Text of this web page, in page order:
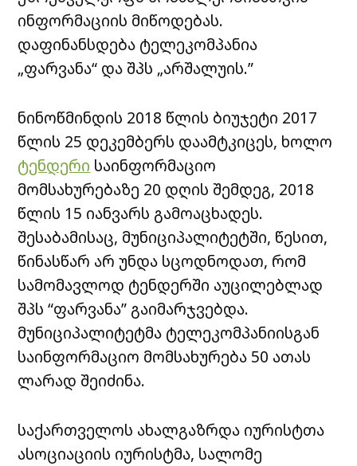
ინფორმაციის მიწოდებას.
დაფინანსდება ტელეკომპანია
„ფარვანა“ და შპს „არშალუის.”
ნინოწმინდის 2018 წლის ბიუჯეტი 2017
წლის 25 დეკემბერს დაამტკიცეს, ხოლო
ტენდერი საინფორმაციო
მომსახურებაზე 20 დღის შემდეგ, 2018
წლის 15 იანვარს გამოაცხადეს.
შესაბამისაც, მუნიციპალიტეტში, წესით,
წინასწარ არ უნდა სცოდნოდათ, რომ
სამომავლოდ ტენდერში აუცილებლად
შპს “ფარვანა” გაიმარჯვებდა.
მუნიციპალიტეტმა ტელეკომპანიისგან
საინფორმაციო მომსახურება 50 ათას
ლარად შეიძინა.
საქართველოს ახალგაზრდა იურისტთა
ასოციაციის იურისტმა, სალომე